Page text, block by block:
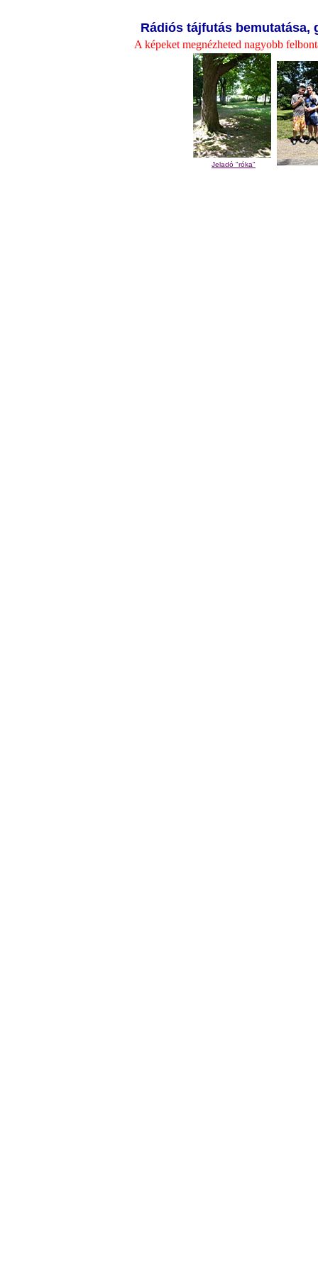
Rádiós tájfutás bemutatása,
A képeket megnézheted nagyobb
Jeladó "róka"